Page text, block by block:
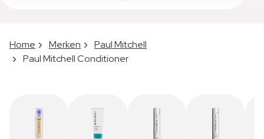
Home Merken
Paul Mitchell
Paul Mitchell Conditioner